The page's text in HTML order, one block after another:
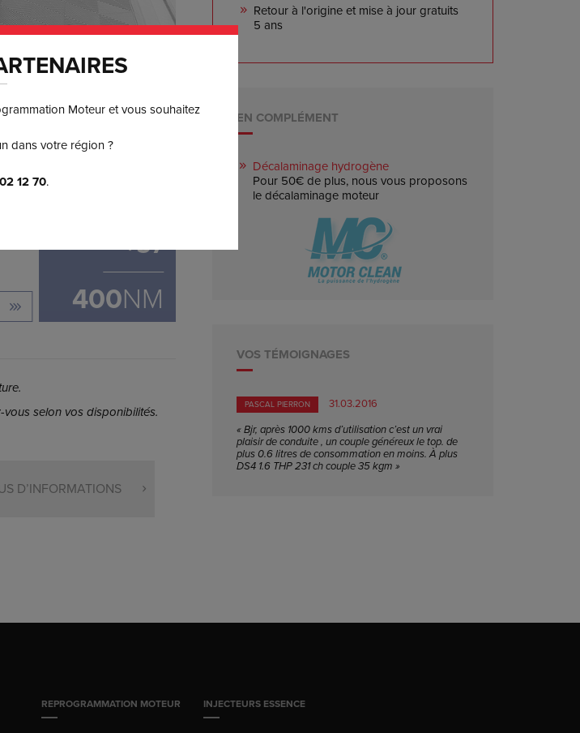
550 € TTC
+57
400NM
selon vos disponibilités.
D’INFORMATIONS
Retour à l'origine et mise à jour gratuits
5 ans
EN COMPLÉMENT
Décalaminage hydrogène
Pour 50€ de plus, nous vous proposons
le décalaminage moteur
VOS TÉMOIGNAGES
PASCAL PIERRON
31.03.2016
« Bjr, après 1000 kms d’utilisation c’est un vrai
plaisir de conduite , un couple généreux le top. de
plus 0.6 litres de consommation en moins. À plus
DS4 1.6 THP 231 ch couple 35 kgm »
Moteur et vous souhaitez
dans votre région ?
12 70.
REPROGRAMMATION MOTEUR INJECTEURS ESSENCE